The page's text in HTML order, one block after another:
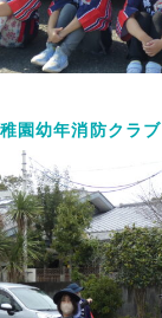
園幼年消防クラブ